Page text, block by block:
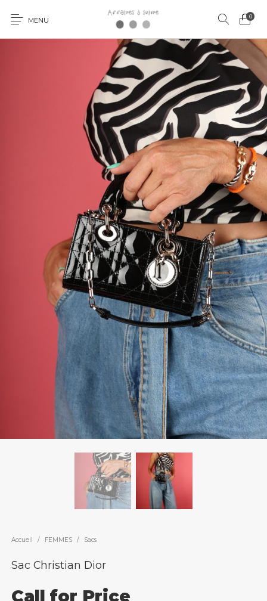
MENU 0
Accueil / FEMMES / Sacs
Sac Christian Dior
Call for Price